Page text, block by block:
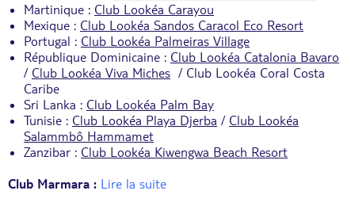
Martinique : Club Lookéa Carayou
Mexique : Club Lookéa Sandos Caracol Eco Resort
Portugal : Club Lookéa Palmeiras Village
République Dominicaine : Club Lookéa Catalonia Bavaro
/ Club Lookéa Viva Miches / Club Lookéa Coral Costa
Caribe
Sri Lanka : Club Lookéa Palm Bay
Tunisie : Club Lookéa Playa Djerba / Club Lookéa
Salammbô Hammamet
Zanzibar : Club Lookéa Kiwengwa Beach Resort
Club Marmara : Lire la suite